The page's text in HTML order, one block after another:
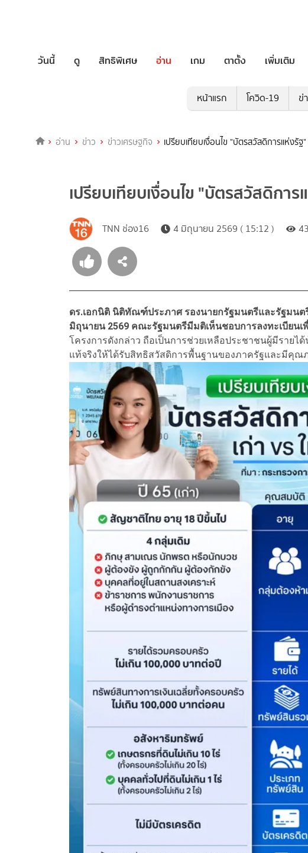
วันนี้ ดู สิทธิพิเศษ อ่าน เกม ตาตั้ง เพิ่มเติม
หน้าแรก โควิด-19 ข่
อ่าน ข่าว ข่าวเศรษฐกิจ เปรียบเทียบเงื่อนไข "บัตรสวัสดิการแห่งรัฐ"
เปรียบเทียบเงื่อนไข "บัตรสวัสดิการ
TNN ช่อง16 4 มิถุนายน 2569 ( 15:12 ) 43
ดร.เอกนิติ นิติทัณฑ์ประภาศ รองนายกรัฐมนตรีและรัฐมนต
มิถุนายน 2569 คณะรัฐมนตรีมีมติเห็นชอบการลงทะเบียนเ
โครงการดังกล่าว ถือเป็นการช่วยเหลือประชาชนผู้มีราย
แท้จริงให้ได้รับสิทธิสวัสดิการพื้นฐานของภาครัฐและมีคุ